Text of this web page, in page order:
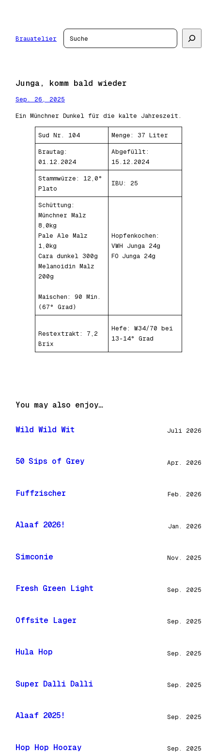
Brauatelier
Suchen
Junga, komm bald wieder
Sep. 26, 2025
Ein Münchner Dunkel für die kalte Jahreszeit.
Sud Nr. 104 Menge: 37 Liter
Brautag:
01.12.2024
Abgefüllt:
15.12.2024
Stammwürze: 12,0°
Plato
IBU: 25
Schüttung:
Münchner Malz
8,0kg
Pale Ale Malz
1,0kg
Cara dunkel 300g
Melanoidin Malz
200g
Maischen: 90 Min.
(67° Grad)
Hopfenkochen:
VWH Junga 24g
FO Junga 24g
Restextrakt: 7,2
Brix
Hefe: W34/70 bei
13-14° Grad
You may also enjoy…
Wild Wild Wit Juli 2026
50 Sips of Grey Apr. 2026
Fuffzischer Feb. 2026
Alaaf 2026! Jan. 2026
Simconie Nov. 2025
Fresh Green Light Sep. 2025
Offsite Lager Sep. 2025
Hula Hop Sep. 2025
Super Dalli Dalli Sep. 2025
Alaaf 2025! Sep. 2025
Hop Hop Hooray Sep. 2025